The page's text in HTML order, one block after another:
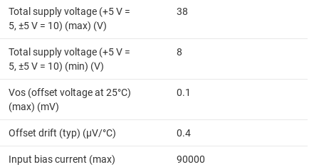
Total supply voltage (+5 V =
5, ±5 V = 10) (max) (V)
38
Total supply voltage (+5 V =
5, ±5 V = 10) (min) (V)
8
Vos (offset voltage at 25°C)
(max) (mV)
0.1
Offset drift (typ) (µV/°C) 0.4
Input bias current (max)
90000